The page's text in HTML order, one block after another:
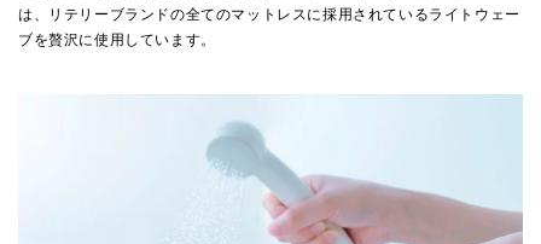
は、リテリーブランドの全てのマットレスに採用されているライトウェー
ブを贅沢に使用しています。